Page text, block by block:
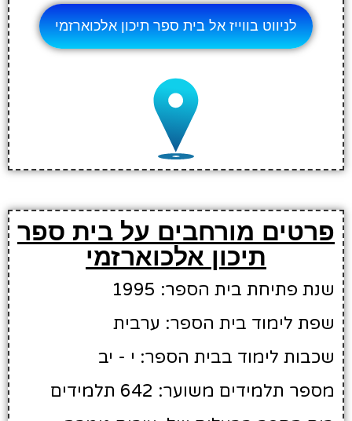
לניווט בווייז אל בית ספר תיכון אלכוארזמי
פרטים מורחבים על בית ספר
תיכון אלכוארזמי
שנת פתיחת בית הספר: 1995
שפת לימוד בית הספר: ערבית
שכבות לימוד בבית הספר: י - יב
מספר תלמידים משוער: 642 תלמידים